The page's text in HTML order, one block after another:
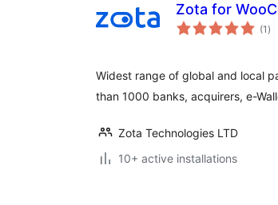
Zota for
(1 )
Widest range of global and local
than 1000 banks, acquirers, e-
Zota Technologies LTD
10+ active installations